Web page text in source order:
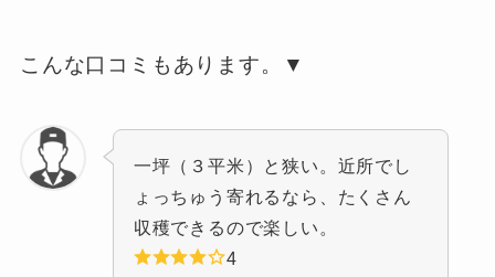
こんな口コミもあります。▼
一坪（３平米）と狭い。近所でし
ょっちゅう寄れるなら、たくさん
収穫できるので楽しい。
4